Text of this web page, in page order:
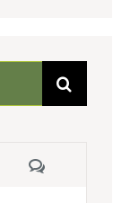
Kommentare